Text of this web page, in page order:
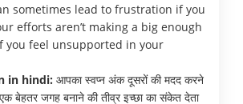
sometimes lead to frustration if you
efforts aren’t making a big enough
you feel unsupported in your
in hindi: आपका स्वप्न अंक दूसरों की मदद करने
बेहतर जगह बनाने की तीव्र इच्छा का संकेत देता